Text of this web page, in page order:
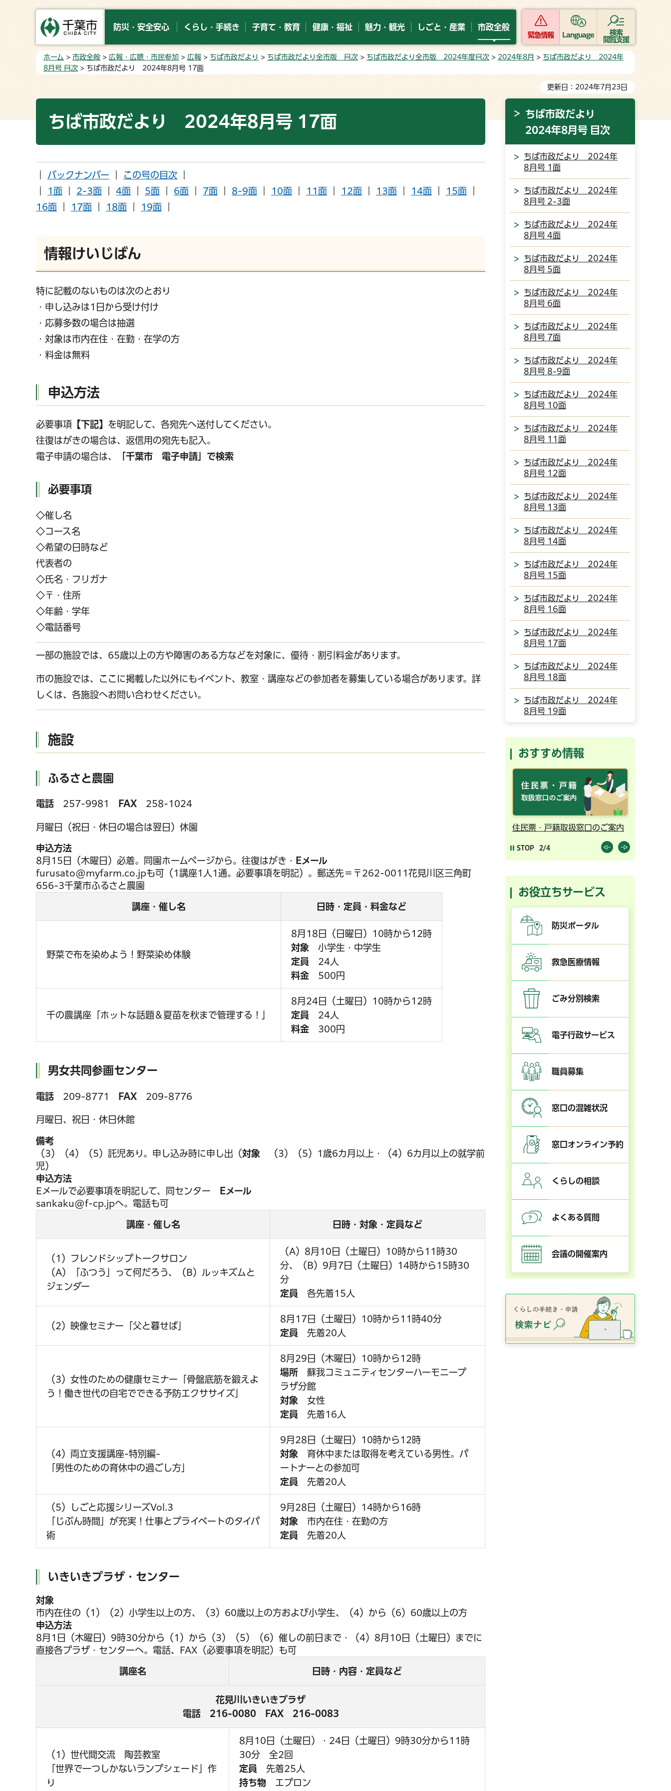
防災・安全安心 くらし・手続き 子育て・教育 健康・福祉 魅力・観光 しごと・産業 市政全般
緊急情報 Language
検索
閲覧支援
ホーム > 市政全般 > 広報・広聴・市民参加 > 広報 > ちば市政だより > ちば市政だより全市版 目次 > ちば市政だより全市版 2024年度目次 > 2024年8月 > ちば市政だより 2024年
8月号 目次 > ちば市政だより 2024年8月号 17面
更新日：2024年7月23日
ちば市政だより 2024年8月号 17面
バックナンバー この号の目次
1面 2-3面 4面 5面 6面 7面 8-9面 10面 11面 12面 13面 14面 15面
16面
17面 18面 19面
情報けいじばん
特に記載のないものは次のとおり
・申し込みは1日から受け付け
・応募多数の場合は抽選
・対象は市内在住・在勤・在学の方
・料金は無料
申込方法
必要事項 【下記】 を明記して、各宛先へ送付してください。
往復はがきの場合は、返信用の宛先も記入。
電子申請の場合は、
「千葉市 電子申請」で検索
必要事項
◇催し名
◇コース名
◇希望の日時など
代表者の
◇氏名・フリガナ
◇〒・住所
◇年齢・学年
◇電話番号
一部の施設では、65歳以上の方や障害のある方などを対象に、優待・割引料金があります。
市の施設では、ここに掲載した以外にもイベント、教室・講座などの参加者を募集している場合があります。詳
しくは、各施設へお問い合わせください。
施設
ふるさと農園
電話 257-9981 FAX 258-1024
月曜日（祝日・休日の場合は翌日）休園
申込方法
8月15日（木曜日）必着。同園ホームページから。往復はがき・
Eメール
furusato@myfarm.co.jpも可（1講座1人1通。必要事項を明記）。郵送先＝〒262-0011花見川区三角町
656-3千葉市ふるさと農園
講座・催し名 日時・定員・料金など
野菜で布を染めよう！野菜染め体験
8月18日（日曜日）10時から12時
対象 小学生・中学生
定員 24人
料金 500円
千の農講座「ホットな話題＆夏苗を秋まで管理する！」
8月24日（土曜日）10時から12時
定員 24人
料金 300円
男女共同参画センター
電話 209-8771 FAX 209-8776
月曜日、祝日・休日休館
備考
（3）（4）（5）託児あり。申し込み時に申し出（対象 （3）（5）1歳6カ月以上・（4）6カ月以上の就学前
児）
申込方法
Eメールで必要事項を明記して、同センター
Eメール
sankaku@f-cp.jpへ。電話も可
講座・催し名 日時・対象・定員など
（1）フレンドシップトークサロン
（A）「ふつう」って何だろう、（B）ルッキズムと
ジェンダー
（A）8月10日（土曜日）10時から11時30
分、（B）9月7日（土曜日）14時から15時30
分
定員 各先着15人
（2）映像セミナー「父と暮せば」
8月17日（土曜日）10時から11時40分
定員 先着20人
（3）女性のための健康セミナー「骨盤底筋を鍛えよ
う！働き世代の自宅でできる予防エクササイズ」
8月29日（木曜日）10時から12時
場所 蘇我コミュニティセンターハーモニープ
ラザ分館
対象 女性
定員 先着16人
（4）両立支援講座-特別編-
「男性のための育休中の過ごし方」
9月28日（土曜日）10時から12時
対象 育休中または取得を考えている男性。パ
ートナーとの参加可
定員 先着20人
（5）しごと応援シリーズVol.3
「じぶん時間」が充実！仕事とプライベートのタイパ
術
9月28日（土曜日）14時から16時
対象 市内在住・在勤の方
定員 先着20人
いきいきプラザ・センター
対象
市内在住の（1）（2）小学生以上の方、（3）60歳以上の方および小学生、（4）から（6）60歳以上の方
申込方法
8月1日（木曜日）9時30分から（1）から（3）（5）（6）催しの前日まで・（4）8月10日（土曜日）までに
直接各プラザ・センターへ。電話、FAX（必要事項を明記）も可
講座名 日時・内容・定員など
花見川いきいきプラザ
電話216-0080 FAX216-0083
（1）世代間交流 陶芸教室
「世界で一つしかないランプシェード」作
り
8月10日（土曜日）・24日（土曜日）9時30分から11時
30分 全2回
定員 先着25人
持ち物 エプロン
ちば市政だより
2024年8月号 目次
ちば市政だより 2024年
8月号 1面
ちば市政だより 2024年
8月号 2-3面
ちば市政だより 2024年
8月号 4面
ちば市政だより 2024年
8月号 5面
ちば市政だより 2024年
8月号 6面
ちば市政だより 2024年
8月号 7面
ちば市政だより 2024年
8月号 8-9面
ちば市政だより 2024年
8月号 10面
ちば市政だより 2024年
8月号 11面
ちば市政だより 2024年
8月号 12面
ちば市政だより 2024年
8月号 13面
ちば市政だより 2024年
8月号 14面
ちば市政だより 2024年
8月号 15面
ちば市政だより 2024年
8月号 16面
ちば市政だより 2024年
8月号 17面
ちば市政だより 2024年
8月号 18面
ちば市政だより 2024年
8月号 19面
おすすめ情報
千葉市の電子行政サービス 住民票・戸籍取扱窓口のご案内
STOP 2/4
お役立ちサービス
防災ポータル
救急医療情報
ごみ分別検索
電子行政サービス
職員募集
窓口の混雑状況
窓口オンライン予約
くらしの相談
よくある質問
会議の開催案内